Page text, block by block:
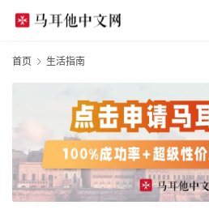
首页 生活指南